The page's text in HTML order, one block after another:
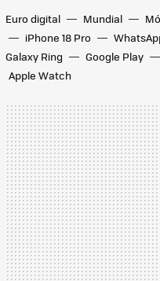
Euro digital
Mundial
iPhone 18 Pro
Galaxy Ring
Google Play
Apple Watch